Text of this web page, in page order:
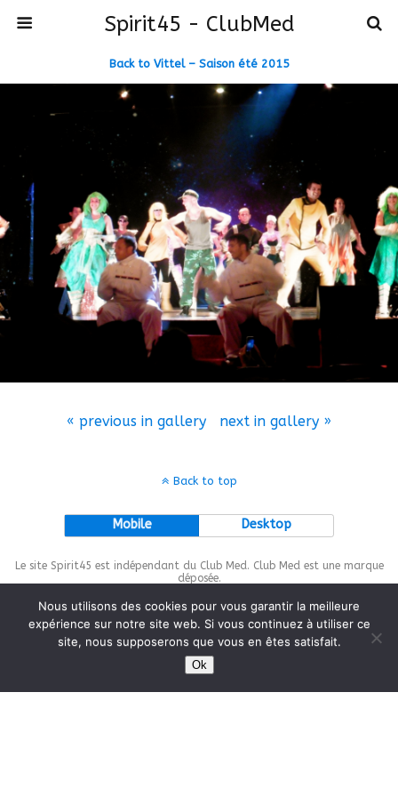
Spirit45 - ClubMed
Back to Vittel – Saison été 2015
« previous in gallery next in gallery »
Back to top
Mobile Desktop
Le site Spirit45 est indépendant du Club Med. Club Med est une marque
déposée.
This site is protected bywp-copyrightpro.com
Nous utilisons des cookies pour vous garantir la meilleure
expérience sur notre site web. Si vous continuez à utiliser ce
site, nous supposerons que vous en êtes satisfait.
Ok